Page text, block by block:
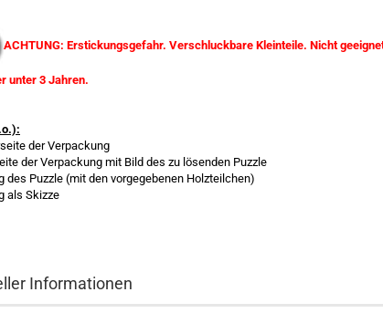
ACHTUNG: Erstickungsgefahr. Verschluckbare Kleinteile. Nicht
unter 3 Jahren.
der Verpackung
der Verpackung mit Bild des zu lösenden Puzzle
des Puzzle (mit den vorgegebenen Holzteilchen)
als Skizze
Informationen